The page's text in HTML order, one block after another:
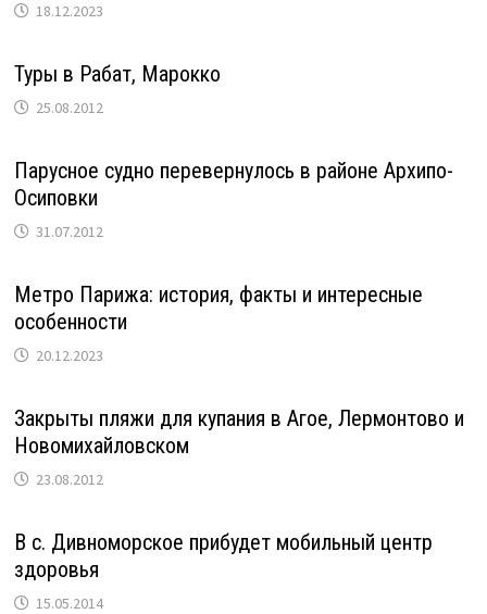
18.12.2023
Туры в Рабат, Марокко
25.08.2012
Парусное судно перевернулось в районе Архипо-
Осиповки
31.07.2012
Метро Парижа: история, факты и интересные
особенности
20.12.2023
Закрыты пляжи для купания в Агое, Лермонтово и
Новомихайловском
23.08.2012
В с. Дивноморское прибудет мобильный центр
здоровья
15.05.2014